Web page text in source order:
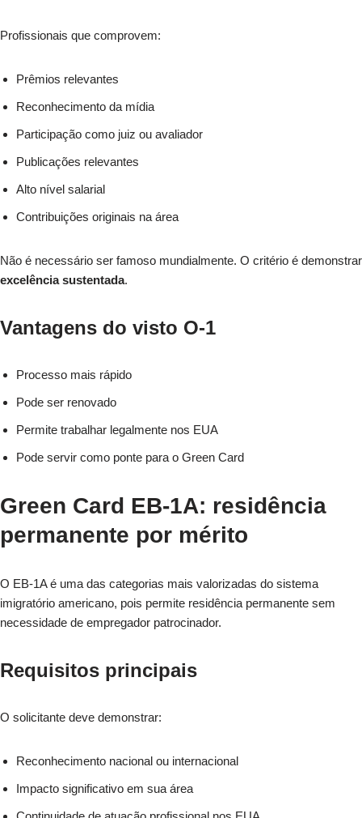
Profissionais que comprovem:
Prêmios relevantes
Reconhecimento da mídia
Participação como juiz ou avaliador
Publicações relevantes
Alto nível salarial
Contribuições originais na área
Não é necessário ser famoso mundialmente. O critério é demonstrar
excelência sustentada.
Vantagens do visto O-1
Processo mais rápido
Pode ser renovado
Permite trabalhar legalmente nos EUA
Pode servir como ponte para o Green Card
Green Card EB-1A: residência
permanente por mérito
O EB-1A é uma das categorias mais valorizadas do sistema
imigratório americano, pois permite residência permanente sem
necessidade de empregador patrocinador.
Requisitos principais
O solicitante deve demonstrar:
Reconhecimento nacional ou internacional
Impacto significativo em sua área